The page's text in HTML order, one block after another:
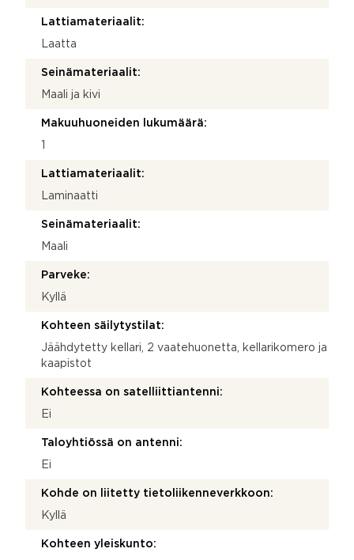
Lattiamateriaalit:
Laatta
Seinämateriaalit:
Maali ja kivi
Makuuhuoneiden lukumäärä:
Lattiamateriaalit:
Laminaatti
Seinämateriaalit:
Maali
Parveke:
Kyllä
Kohteen säilytystilat:
Jäähdytetty kellari, 2 vaatehuonetta, kellarikomero ja
kaapistot
Kohteessa on satelliittiantenni:
Ei
Taloyhtiössä on antenni:
Ei
Kohde on liitetty tietoliikenneverkkoon:
Kyllä
Kohteen yleiskunto: